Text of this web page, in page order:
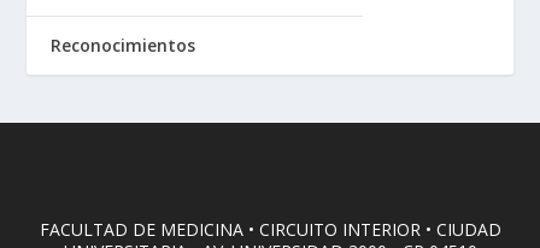
Reconocimientos
FACULTAD DE MEDICINA • CIRCUITO INTERIOR • CIUDAD